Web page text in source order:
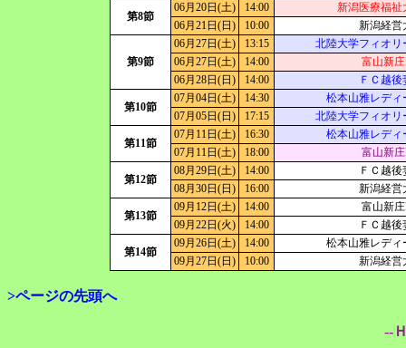
第8節
06月20日(土) 14:00
新潟医療福祉
06月21日(日)
10:00 新潟経営
第9節
06月27日(土) 13:15
北陸大学フィオリ
06月27日(土)
14:00
富山新庄
06月28日(日)
14:00 ＦＣ越後
第10節
07月04日(土) 14:30
松本山雅レディ
07月05日(日)
17:15 北陸大学フィオリ
第11節
07月11日(土) 16:30
松本山雅レディ
07月11日(土)
18:00 富山新庄
第12節
08月29日(土) 14:00
ＦＣ越後
08月30日(日)
16:00 新潟経営
第13節
09月12日(土) 14:00
富山新庄
09月22日(火)
14:00 ＦＣ越後
第14節
09月26日(土) 14:00
松本山雅レディ
09月27日(日)
10:00 新潟経営
>ページの先頭へ
--